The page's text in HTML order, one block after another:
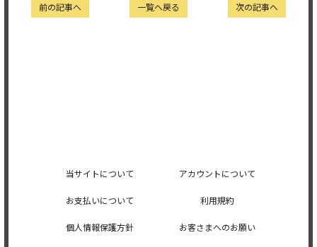
次の記事へ
一覧へ戻る
前の記事へ
当サイトについて アカウントについて
お支払いについて 利用規約
個人情報保護方針 お客さまへのお願い